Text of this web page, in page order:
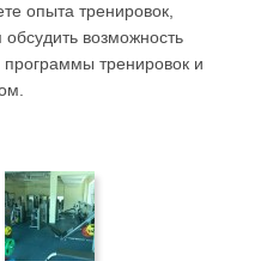
опыта тренировок,
возможность
тренировок и